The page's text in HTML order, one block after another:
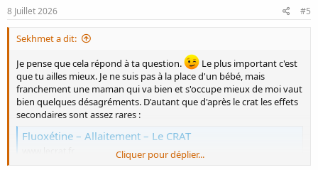
8 Juillet 2026 #5
Sekhmet a dit:
Je pense que cela répond à ta question.
Le plus important c'est
que tu ailles mieux. Je ne suis pas à la place d'un bébé, mais
franchement une maman qui va bien et s'occupe mieux de moi vaut
bien quelques désagréments. D'autant que d'après le crat les effets
secondaires sont assez rares :
Fluoxétine – Allaitement – Le CRAT
Cliquer pour déplier...